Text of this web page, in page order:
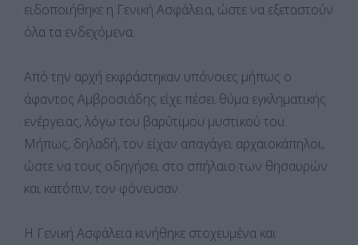
ειδοποιήθηκε η Γενική Ασφάλεια, ώστε να εξεταστούν
όλα τα ενδεχόμενα.
Από την αρχή εκφράστηκαν υπόνοιες μήπως ο
άφαντος Αμβροσιάδης είχε πέσει θύμα εγκληματικής
ενέργειας, λόγω του βαρύτιμου μυστικού του.
Μήπως, δηλαδή, τον είχαν απαγάγει αρχαιοκάπηλοι,
ώστε να τους οδηγήσει στο σπήλαιο των θησαυρών
και κατόπιν, τον φόνευσαν.
Η Γενική Ασφάλεια κινήθηκε στοχευμένα και